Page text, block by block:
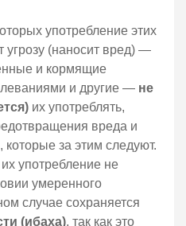
употребление этих
угрозу (наносит вред) —
и кормящие
и другие — не
их употреблять,
вреда и
которые за этим следуют.
употребление не
умеренного
случае сохраняется
(ибаха), так как это